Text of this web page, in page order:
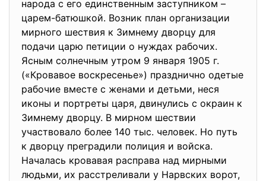
народа с его единственным заступником –
царем-батюшкой. Возник план организации
мирного шествия к Зимнему дворцу для
подачи царю петиции о нуждах рабочих.
Ясным солнечным утром 9 января 1905 г.
(«Кровавое воскресенье») празднично одетые
рабочие вместе с женами и детьми, неся
иконы и портреты царя, двинулись с окраин к
Зимнему дворцу. В мирном шествии
участвовало более 140 тыс. человек. Но путь
к дворцу преградили полиция и войска.
Началась кровавая расправа над мирными
людьми, их расстреливали у Нарвских ворот,